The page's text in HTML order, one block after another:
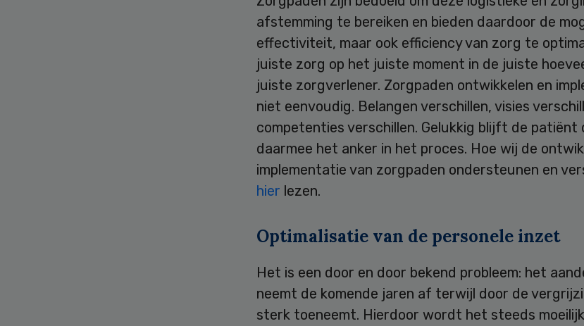
afstemming te bereiken en bieden daardoor de
effectiviteit, maar ook efficiency van zorg te
juiste zorg op het juiste moment in de juiste
juiste zorgverlener. Zorgpaden ontwikkelen en
niet eenvoudig. Belangen verschillen, visies
competenties verschillen. Gelukkig blijft de patiënt
daarmee het anker in het proces. Hoe wij de
implementatie van zorgpaden ondersteunen en
hier lezen.
Optimalisatie van de personele inzet
Het is een door en door bekend probleem: het
neemt de komende jaren af terwijl door de
sterk toeneemt. Hierdoor wordt het steeds